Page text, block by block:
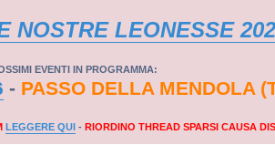
NOSTRE LEONESSE
EVENTI IN PROGRAMMA:
- PASSO DELLA MENDOLA
LEGGERE QUI - RIORDINO THREAD SPARSI CAUSA